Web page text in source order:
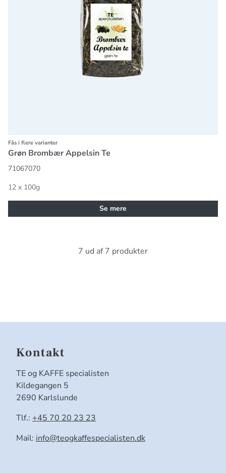
Fås i flere varianter
Grøn Brombær Appelsin Te
71067070
12 x 100g
Se mere
7 ud af 7 produkter
Kontakt
TE og KAFFE specialisten
Kildegangen 5
2690 Karlslunde
Tlf.: +45 70 20 23 23
Mail: info@teogkaffespecialisten.dk